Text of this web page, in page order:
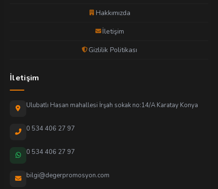
Hakkımızda
İletişim
Gizlilik Politikası
İletişim
Ulubatlı Hasan mahallesi İrşah sokak no:14/A Karatay Konya
0 534 406 27 97
0 534 406 27 97
bilgi@degerpromosyon.com